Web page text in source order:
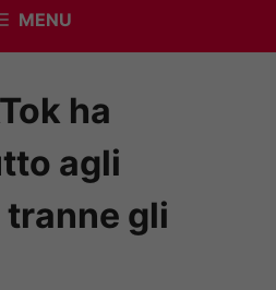
MENU
ha
agli
gli